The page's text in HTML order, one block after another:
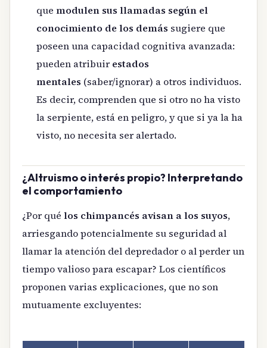
que modulen sus llamadas según el
conocimiento de los demás sugiere que
poseen una capacidad cognitiva avanzada:
pueden atribuir estados
mentales (saber/ignorar) a otros individuos.
Es decir, comprenden que si otro no ha visto
la serpiente, está en peligro, y que si ya la ha
visto, no necesita ser alertado.
¿Altruismo o interés propio? Interpretando
el comportamiento
¿Por qué los chimpancés avisan a los suyos,
arriesgando potencialmente su seguridad al
llamar la atención del depredador o al perder un
tiempo valioso para escapar? Los científicos
proponen varias explicaciones, que no son
mutuamente excluyentes: